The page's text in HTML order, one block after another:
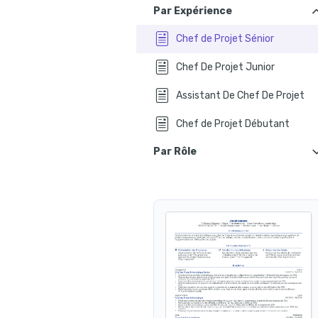
Comment rédiger un bon CV pour un chef de projet ?
Par Expérience
Chef de Projet Sénior
Chef De Projet Junior
Assistant De Chef De Projet
Chef de Projet Débutant
Par Rôle
Chef de Projet Marketing
Chef de Projet Technique
Chef de Projet Agile